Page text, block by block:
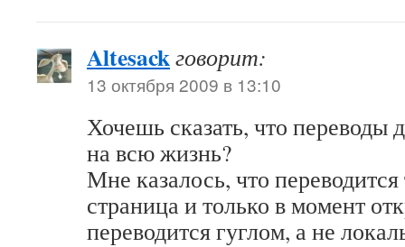
Altesackговорит:
13 октября 2009 в 13:10
Хочешь сказать, что переводы
на всю жизнь?
Мне казалось, что
страница и только в момент
переводится гуглом, а не